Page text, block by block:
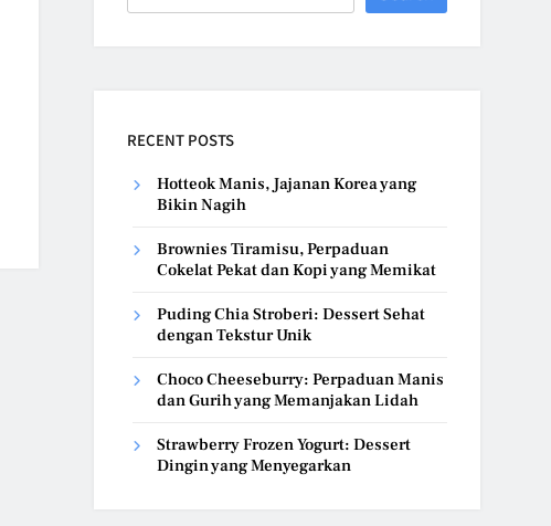
RECENT POSTS
Hotteok Manis, Jajanan Korea yang
Bikin Nagih
Brownies Tiramisu, Perpaduan
Cokelat Pekat dan Kopi yang Memikat
Puding Chia Stroberi: Dessert Sehat
dengan Tekstur Unik
Choco Cheeseburry: Perpaduan Manis
dan Gurih yang Memanjakan Lidah
Strawberry Frozen Yogurt: Dessert
Dingin yang Menyegarkan